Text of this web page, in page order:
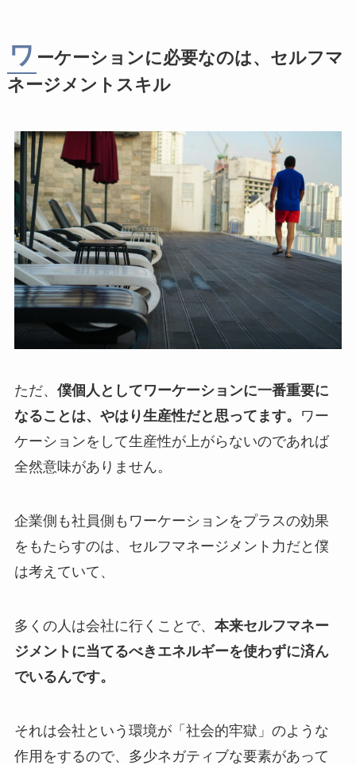
ワ ーケーションに必要なのは、セルフマ
ネージメントスキル
ただ、 僕個人としてワーケーションに一番重要に
なることは、やはり生産性だと思ってます。
ワー
ケーションをして生産性が上がらないのであれば
全然意味がありません。
企業側も社員側もワーケーションをプラスの効果
をもたらすのは、セルフマネージメント力だと僕
は考えていて、
多くの人は会社に行くことで、 本来セルフマネー
ジメントに当てるべきエネルギーを使わずに済ん
でいるんです。
それは会社という環境が「社会的牢獄」のような
作用をするので、多少ネガティブな要素があって